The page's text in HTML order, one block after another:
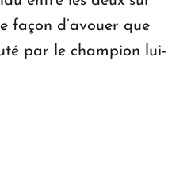
façon d’avouer que
par le champion lui-